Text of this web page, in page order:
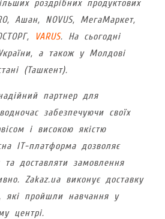
роздрібних продуктових
Ашан, NOVUS, MегаМаркет,
VARUS. На сьогодні
а також у Молдові
(Ташкент).
партнер для
забезпечуючи своїх
і високою якістю
IT-платформа дозволяє
доставляти замовлення
Zakaz.ua виконує доставку
які пройшли навчання у
центрі.